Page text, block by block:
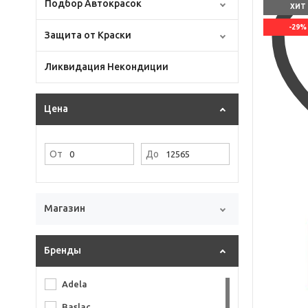
Подбор Автокрасок
Защита от Краски
Ликвидация Некондиции
Цена
От До
Магазин
Бренды
Adela
ХИТ
-29%